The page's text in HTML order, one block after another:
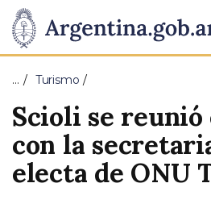
Presidencia
de
la
Nación
Pasar al contenido principal
… Turismo
Scioli se reunió
con la
electa de ONU